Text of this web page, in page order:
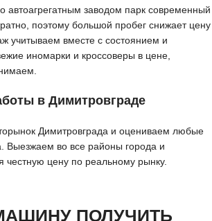
автоагрегатным заводом парк современный
поэтому большой пробег снижает цену
учитываем вместе с состоянием и
иномарки и кроссоверы в цене,
в Димитровграде
Димитровграда и оцениваем любые
Выезжаем во все районы города и
честную цену по реальному рынку.
ПОЛУЧИТЬ